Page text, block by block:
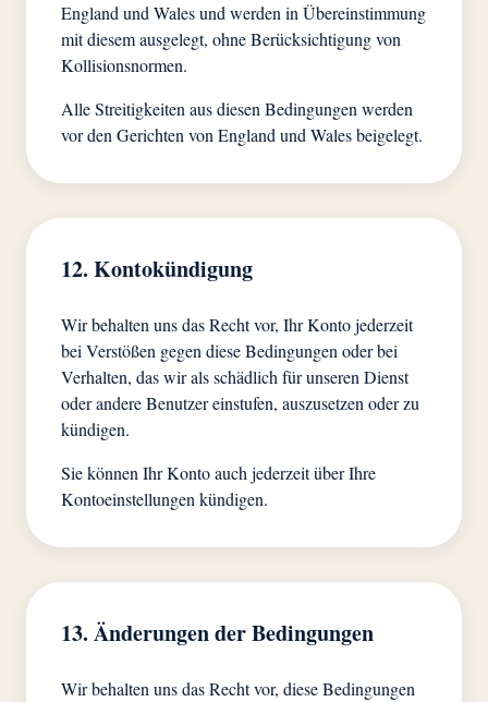
England und Wales und werden in Übereinstimmung
mit diesem ausgelegt, ohne Berücksichtigung von
Kollisionsnormen.
Alle Streitigkeiten aus diesen Bedingungen werden
vor den Gerichten von England und Wales beigelegt.
12. Kontokündigung
Wir behalten uns das Recht vor, Ihr Konto jederzeit
bei Verstößen gegen diese Bedingungen oder bei
Verhalten, das wir als schädlich für unseren Dienst
oder andere Benutzer einstufen, auszusetzen oder zu
kündigen.
Sie können Ihr Konto auch jederzeit über Ihre
Kontoeinstellungen kündigen.
13. Änderungen der Bedingungen
Wir behalten uns das Recht vor, diese Bedingungen